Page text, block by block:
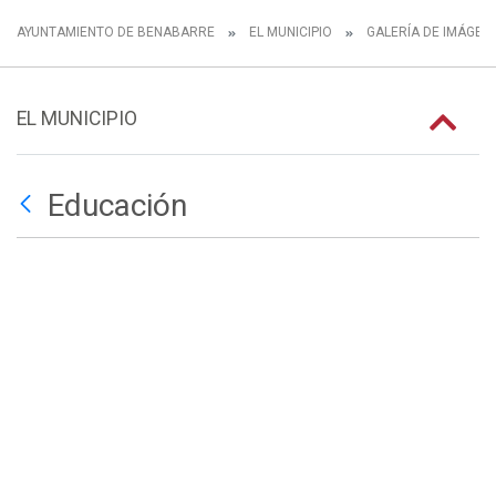
AYUNTAMIENTO DE BENABARRE EL MUNICIPIO GALERÍA DE
EL MUNICIPIO
Educación